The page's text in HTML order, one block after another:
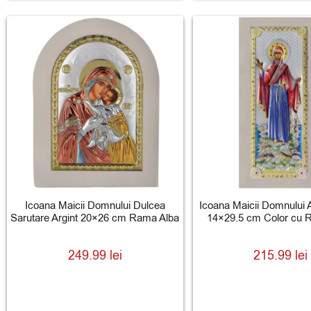
Icoana Maicii Domnului Dulcea
Sarutare Argint 20×26 cm Rama Alba
249.99 lei
Icoana Maicii Domnului
14×29.5 cm Color cu
215.99 lei